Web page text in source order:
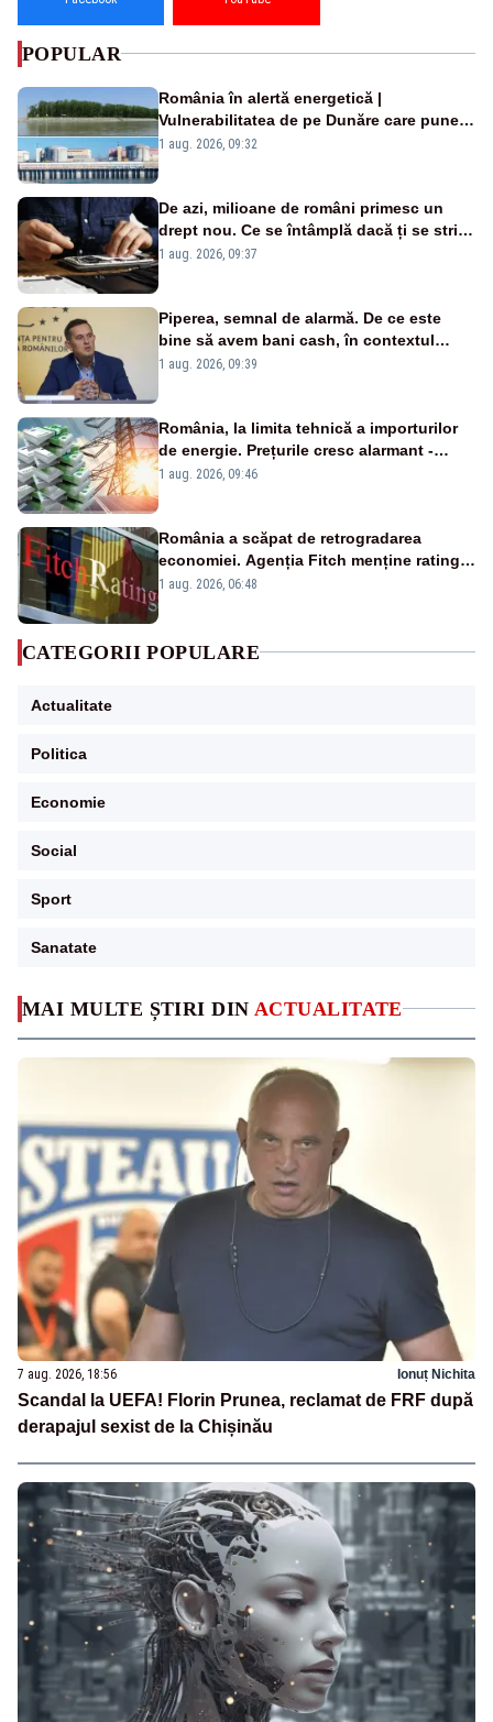
MAI MULTE ȘTIRI DIN ACTUALITATE
7 aug. 2026, 18:56 Ionuț Nichita
Scandal la UEFA! Florin Prunea, reclamat de FRF după
derapajul sexist de la Chișinău
POPULAR
România în alertă energetică |
Vulnerabilitatea de pe Dunăre care pune
în pericol Centrala Cernavodă era
1 aug. 2026, 09:32
De azi, milioane de români primesc un
drept nou. Ce se întâmplă dacă ți se strică
un produs
1 aug. 2026, 09:37
Piperea, semnal de alarmă. De ce este
bine să avem bani cash, în contextul
alertei energetice?
1 aug. 2026, 09:39
România, la limita tehnică a importurilor
de energie. Prețurile cresc alarmant -
Analiză Realitatea Plus
1 aug. 2026, 09:46
România a scăpat de retrogradarea
economiei. Agenția Fitch menține ratingul
„BBB-” cu perspectivă negativă
1 aug. 2026, 06:48
CATEGORII POPULARE
Actualitate
Politica
Economie
Social
Sport
Sanatate